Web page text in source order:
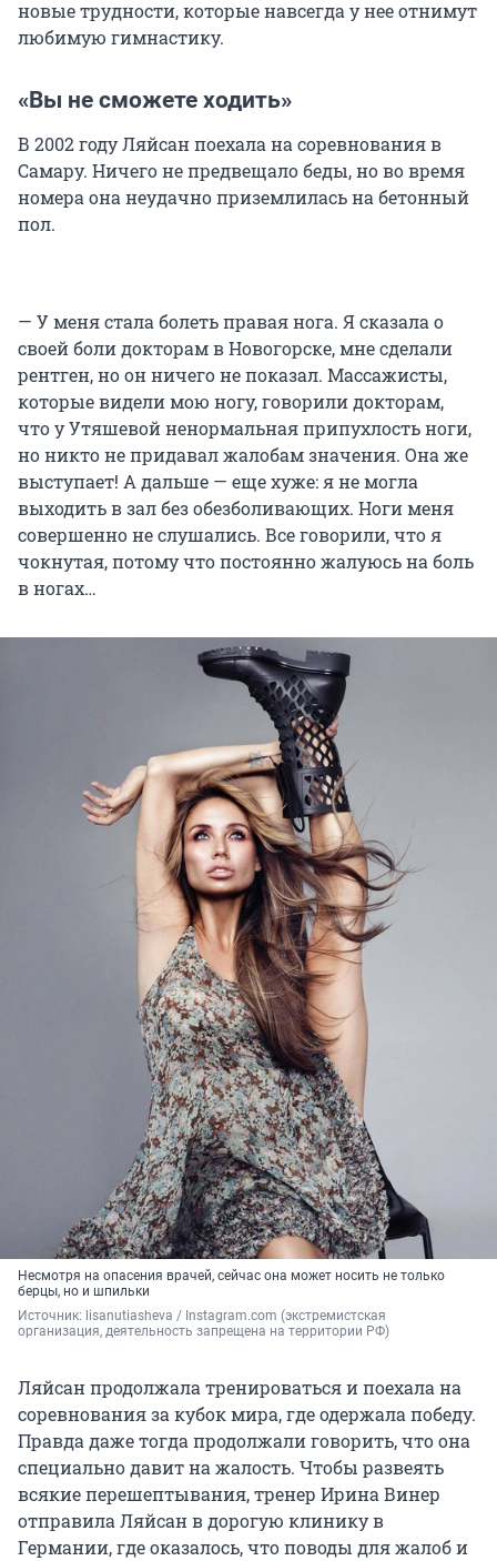
новые трудности, которые навсегда у нее отнимут
любимую гимнастику.
«Вы не сможете ходить»
В 2002 году Ляйсан поехала на соревнования в
Самару. Ничего не предвещало беды, но во время
номера она неудачно приземлилась на бетонный
пол.
— У меня стала болеть правая нога. Я сказала о
своей боли докторам в Новогорске, мне сделали
рентген, но он ничего не показал. Массажисты,
которые видели мою ногу, говорили докторам,
что у Утяшевой ненормальная припухлость ноги,
но никто не придавал жалобам значения. Она же
выступает! А дальше — еще хуже: я не могла
выходить в зал без обезболивающих. Ноги меня
совершенно не слушались. Все говорили, что я
чокнутая, потому что постоянно жалуюсь на боль
в ногах…
Несмотря на опасения врачей, сейчас она может носить не только
берцы, но и шпильки
Источник: lisanutiasheva / Instagram.com (экстремистская
организация, деятельность запрещена на территории РФ)
Ляйсан продолжала тренироваться и поехала на
соревнования за кубок мира, где одержала победу.
Правда даже тогда продолжали говорить, что она
специально давит на жалость. Чтобы развеять
всякие перешептывания, тренер Ирина Винер
отправила Ляйсан в дорогую клинику в
Германии, где оказалось, что поводы для жалоб и